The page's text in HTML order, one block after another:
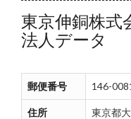
東京伸銅株式
法人データ
郵便番号 146-
住所 東京都